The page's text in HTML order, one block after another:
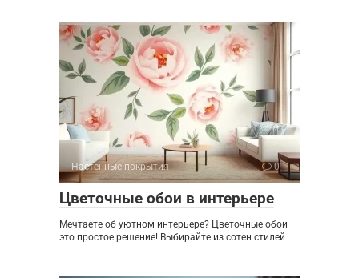
Настенные покрытия 0
Цветочные обои в интерьере
Мечтаете об уютном интерьере? Цветочные обои –
это простое решение! Выбирайте из сотен стилей